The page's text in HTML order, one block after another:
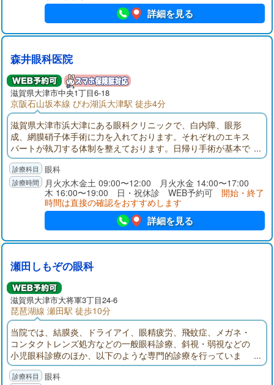
詳細を見る
森井眼科医院
滋賀県大津市中央1丁目6-18
京阪石山坂本線 びわ湖浜大津駅 徒歩4分
滋賀県大津市浜大津にある眼科クリニックで、白内障、眼形
成、網膜硝子体手術に力を入れております。それぞれのエキス
パートが執刀する体制を整えております。日帰り手術が基本で
すが、入院設備もあります。遠方の方もご安心ください。
眼科
月火水木金土 09:00〜12:00 月火水金 14:00〜17:00
木 16:00〜19:00 日・祝休診 WEB予約可 開始・終了
時間は直接の確認をおすすめします
詳細を見る
瀬田しもぞの眼科
滋賀県大津市大将軍3丁目24-6
琵琶湖線 瀬田駅 徒歩10分
当院では、結膜炎、ドライアイ、眼精疲労、飛蚊症、メガネ・
コンタクトレンズ処方などの一般眼科診療、斜視・弱視などの
小児眼科診療のほか、以下のような専門的診療を行っていま
す。ちょっとした目の相談から手術が必要な病気まで、幅広い
ニーズに応えられる温かいクリニックを目指しております。地
眼科